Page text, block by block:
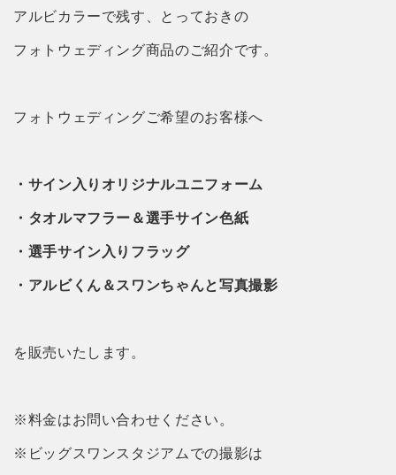
アルビカラーで残す、とっておきの
フォトウェディング商品のご紹介です。
フォトウェディングご希望のお客様へ
・サイン入りオリジナルユニフォーム
・タオルマフラー＆選手サイン色紙
・選手サイン入りフラッグ
・アルビくん＆スワンちゃんと写真撮影
を販売いたします。
※料金はお問い合わせください。
※ビッグスワンスタジアムでの撮影は